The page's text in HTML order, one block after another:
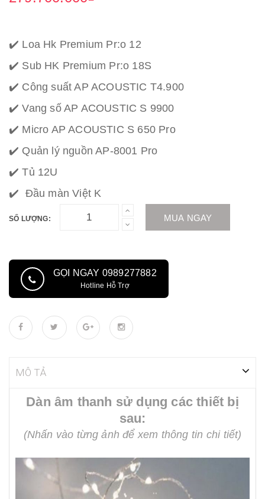
✔️ Loa Hk Premium Pr:o 12
✔️ Sub HK Premium Pr:o 18S
✔️ Công suất AP ACOUSTIC T4.900
✔️ Vang số AP ACOUSTIC S 9900
✔️ Micro AP ACOUSTIC S 650 Pro
✔️ Quản lý nguồn AP-8001 Pro
✔️ Tủ 12U
✔️ Đầu màn Việt K
SỐ LƯỢNG: MUA NGAY
GỌI NGAY 0989277882
Hotline Hỗ Trợ
MÔ TẢ
Dàn âm thanh sử dụng các thiết bị
sau:
(Nhấn vào từng ảnh để xem thông tin chi tiết)